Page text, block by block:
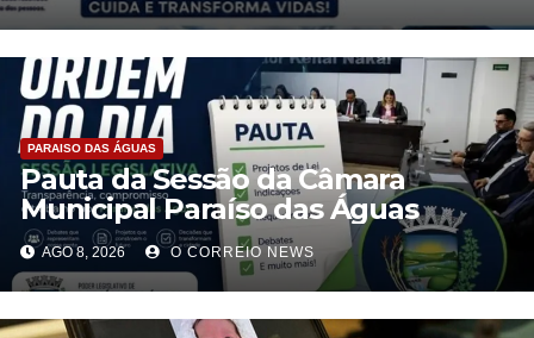
PARAISO DAS ÁGUAS
Pauta da Sessão da Câmara
Municipal Paraíso das Águas
AGO 8, 2026 O CORREIO NEWS